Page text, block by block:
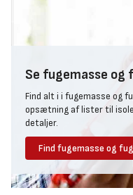
Se fugemasse og
Find alt i i fugemasse og
opsætning af lister til
detaljer.
Find fugemasse og